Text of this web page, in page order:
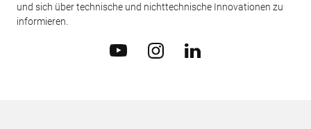
und sich über technische und nichttechnische Innovationen zu
informieren.